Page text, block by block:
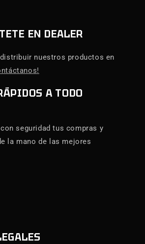
EN DEALER
nuestros productos en
A TODO
seguridad tus compras y
la mano de las mejores